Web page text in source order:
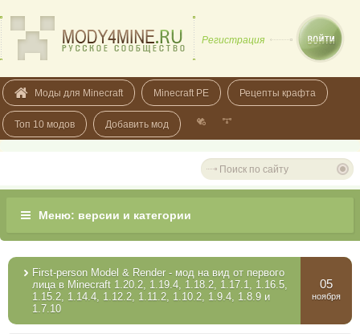
Регистрация
Моды для Minecraft Minecraft PE Рецепты крафта
Топ 10 модов Добавить мод
First-person Model & Render - мод на вид от первого
лица в Minecraft 1.20.2, 1.19.4, 1.18.2, 1.17.1, 1.16.5,
1.15.2, 1.14.4, 1.12.2, 1.11.2, 1.10.2, 1.9.4, 1.8.9 и
1.7.10
05
ноября